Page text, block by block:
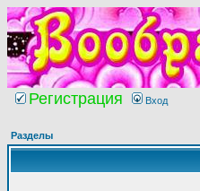
Регистрация Вход
Разделы